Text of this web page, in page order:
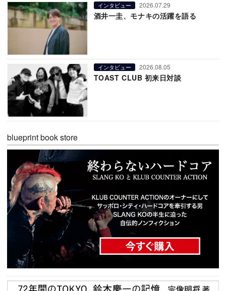
インタビュー 2026.07.29
酒井一圭、モナキの活躍を語る
インタビュー 2026.08.05
TOAST CLUB 初来日対談
blueprint book store